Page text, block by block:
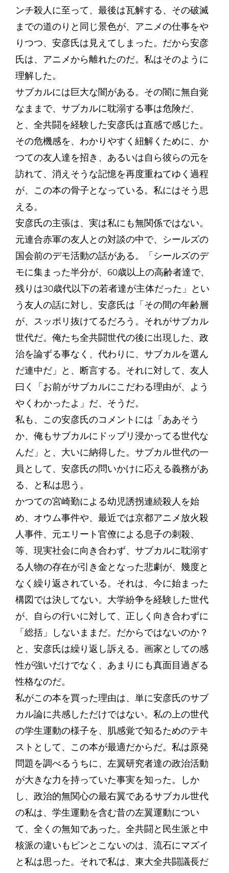
ンチ殺人に至って、最後は瓦解する、その破滅
までの道のりと同じ景色が、アニメの仕事をや
りつつ、安彦氏は見えてしまった。だから安彦
氏は、アニメから離れたのだ。私はそのように
理解した。
サブカルには巨大な闇がある。その闇に無自覚
なままで、サブカルに耽溺する事は危険だ、
と、全共闘を経験した安彦氏は直感で感じた。
その危機感を、わかりやすく紐解くために、か
つての友人達を招き、あるいは自ら彼らの元を
訪れて、消えそうな記憶を再度重ねてゆく過程
が、この本の骨子となっている。私にはそう思
える。
安彦氏の主張は、実は私にも無関係ではない。
元連合赤軍の友人との対談の中で、シールズの
国会前のデモ活動の話がある。「シールズのデ
モに集まった半分が、60歳以上の高齢者達で、
残りは30歳代以下の若者達が主体だった」とい
う友人の話に対し、安彦氏は「その間の年齢層
が、スッポリ抜けてるだろう。それがサブカル
世代だ。俺たち全共闘世代の後に出現した、政
治を論ずる事なく、代わりに、サブカルを選ん
だ連中だ」と、断言する。それに対して、友人
曰く「お前がサブカルにこだわる理由が、よう
やくわかったよ」だ、そうだ。
私も、この安彦氏のコメントには「ああそう
か、俺もサブカルにドップリ浸かってる世代な
んだ」と、大いに納得した。サブカル世代の一
員として、安彦氏の問いかけに応える義務があ
る、と私は思う。
かつての宮崎勤による幼児誘拐連続殺人を始
め、オウム事件や、最近では京都アニメ放火殺
人事件、元エリート官僚による息子の刺殺、
等、現実社会に向き合わず、サブカルに耽溺す
る人物の存在が引き金となった悲劇が、幾度と
なく繰り返されている。それは、今に始まった
構図では決してない。大学紛争を経験した世代
が、自らの行いに対して、正しく向き合わずに
「総括」しないままだ。だからではないのか？
と、安彦氏は繰り返し訴える。画家としての感
性が強いだけでなく、あまりにも真面目過ぎる
性格なのだ。
私がこの本を買った理由は、単に安彦氏のサブ
カル論に共感しただけではない。私の上の世代
の学生運動の様子を、肌感覚で知るためのテキ
ストとして、この本が最適だからだ。私は原発
問題を調べるうちに、左翼研究者達の政治活動
が大きな力を持っていた事実を知った。しか
し、政治的無関心の最右翼であるサブカル世代
の私は、学生運動を含む昔の左翼運動につい
て、全くの無知であった。全共闘と民生派と中
核派の違いもピンとこないのは、流石にマズイ
と私は思った。それで私は、東大全共闘議長だ